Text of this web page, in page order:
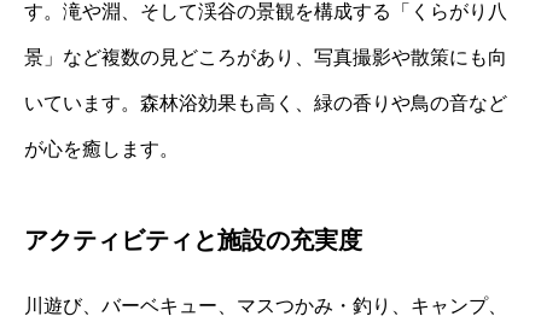
す。滝や淵、そして渓谷の景観を構成する「くらがり八
景」など複数の見どころがあり、写真撮影や散策にも向
いています。森林浴効果も高く、緑の香りや鳥の音など
が心を癒します。
アクティビティと施設の充実度
川遊び、バーベキュー、マスつかみ・釣り、キャンプ、